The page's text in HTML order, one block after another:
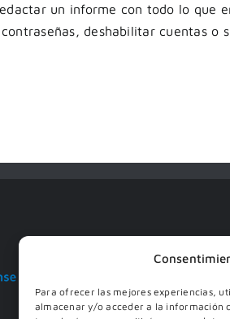
Para ofrecer las mejores experiencias,
almacenar y/o acceder a la información
un informe con todo lo que
deshabilitar cuentas o